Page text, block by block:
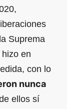
Suprema
en
con lo
nunca
ellos sí